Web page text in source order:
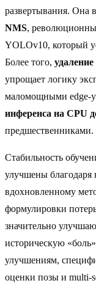
развертывания. Она
NMS,
YOLOv10, который
Более того,
упрощает логику
маломощными edge-
инференса на CPU
предшественниками.
Стабильность
улучшены благодаря
вдохновленному
формулировки
значительно
историческую
улучшениям,
оценки позы и multi-